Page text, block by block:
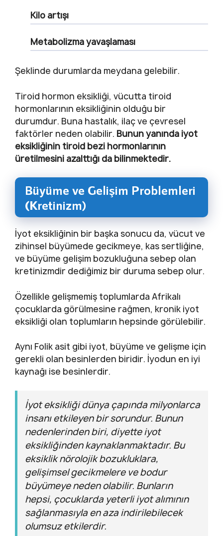
Kilo artışı
Metabolizma yavaşlaması
Şeklinde durumlarda meydana gelebilir.
Tiroid hormon eksikliği, vücutta tiroid
hormonlarının eksikliğinin olduğu bir
durumdur. Buna hastalık, ilaç ve çevresel
faktörler neden olabilir. Bunun yanında iyot
eksikliğinin tiroid bezi hormonlarının
üretilmesini azalttığı da bilinmektedir.
Büyüme ve Gelişim Problemleri
(Kretinizm)
İyot eksikliğinin bir başka sonucu da, vücut ve
zihinsel büyümede gecikmeye, kas sertliğine,
ve büyüme gelişim bozukluğuna sebep olan
kretinizmdir dediğimiz bir duruma sebep olur.
Özellikle gelişmemiş toplumlarda Afrikalı
çocuklarda görülmesine rağmen, kronik iyot
eksikliği olan toplumların hepsinde görülebilir.
Aynı Folik asit gibi iyot, büyüme ve gelişme için
gerekli olan besinlerden biridir. İyodun en iyi
kaynağı ise besinlerdir.
İyot eksikliği dünya çapında milyonlarca
insanı etkileyen bir sorundur. Bunun
nedenlerinden biri, diyette iyot
eksikliğinden kaynaklanmaktadır. Bu
eksiklik nörolojik bozukluklara,
gelişimsel gecikmelere ve bodur
büyümeye neden olabilir. Bunların
hepsi, çocuklarda yeterli iyot alımının
sağlanmasıyla en aza indirilebilecek
olumsuz etkilerdir.